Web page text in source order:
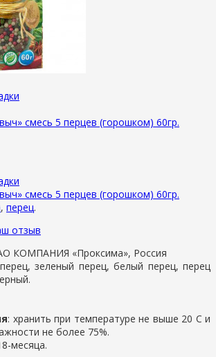
смесь 5 перцев (горошком) 60гр.
смесь 5 перцев (горошком) 60гр.
, перец.
отзыв
КОМПАНИЯ «Проксима», Россия
зеленый перец, белый перец, перец
: хранить при температуре не выше 20 С и
не более 75%.
месяца.